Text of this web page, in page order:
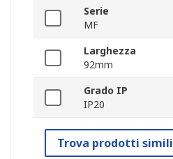
Serie
MF
Larghezza
92mm
Grado IP
IP20
Trova prodotti simili